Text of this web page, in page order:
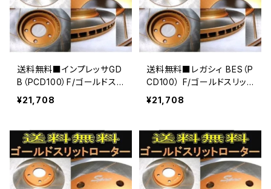
送料無料■インプレッサGD
B（PCD100）F/ゴールドスリ
ットローター
¥21,708
送料無料■レガシィ BES（P
CD100） F/ゴールドスリット
ローター
¥21,708